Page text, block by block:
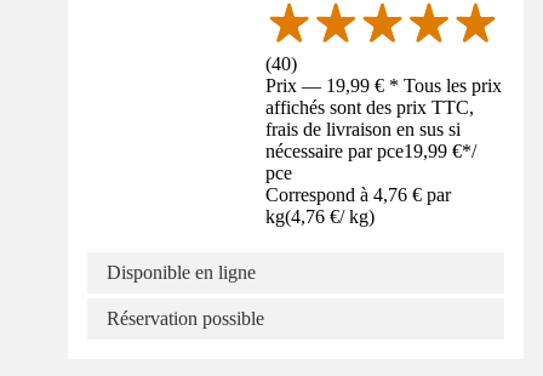
(40)
Prix — 19,99 € * Tous les prix
affichés sont des prix TTC,
frais de livraison en sus si
nécessaire par pce19,99 €*/
pce
Correspond à 4,76 € par
kg(4,76 €/ kg)
Disponible en ligne
Réservation possible